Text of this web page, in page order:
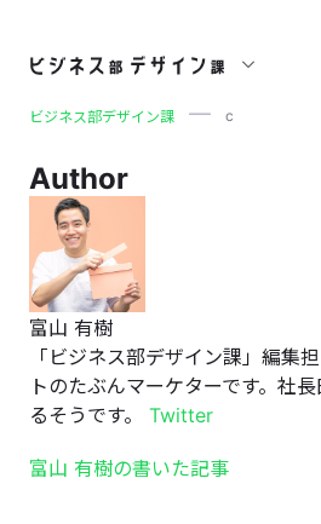
c
ビジネス部デザイン課 c
Author
富山 有樹
「ビジネス部デザイン課」編集
トのたぶんマーケターです。社
るそうです。 Twitter
富山 有樹の書いた記事